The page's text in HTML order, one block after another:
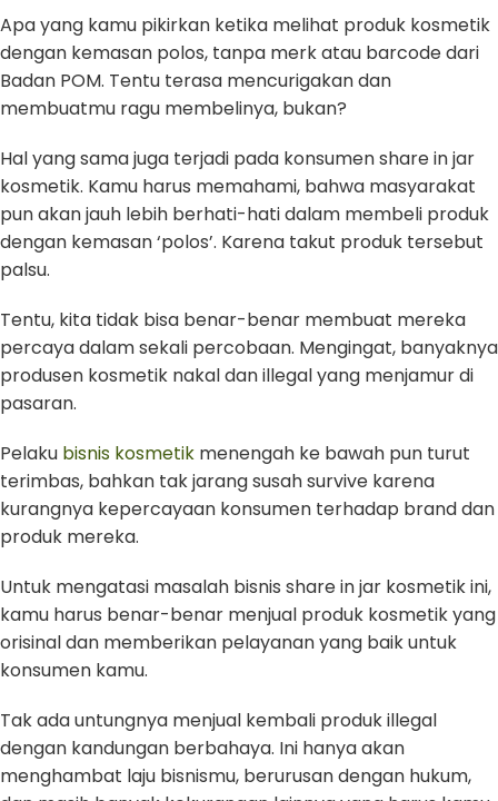
Apa yang kamu pikirkan ketika melihat produk kosmetik
dengan kemasan polos, tanpa merk atau barcode dari
Badan POM. Tentu terasa mencurigakan dan
membuatmu ragu membelinya, bukan?
Hal yang sama juga terjadi pada konsumen share in jar
kosmetik. Kamu harus memahami, bahwa masyarakat
pun akan jauh lebih berhati-hati dalam membeli produk
dengan kemasan ‘polos’. Karena takut produk tersebut
palsu.
Tentu, kita tidak bisa benar-benar membuat mereka
percaya dalam sekali percobaan. Mengingat, banyaknya
produsen kosmetik nakal dan illegal yang menjamur di
pasaran.
Pelaku bisnis kosmetik menengah ke bawah pun turut
terimbas, bahkan tak jarang susah survive karena
kurangnya kepercayaan konsumen terhadap brand dan
produk mereka.
Untuk mengatasi masalah bisnis share in jar kosmetik ini,
kamu harus benar-benar menjual produk kosmetik yang
orisinal dan memberikan pelayanan yang baik untuk
konsumen kamu.
Tak ada untungnya menjual kembali produk illegal
dengan kandungan berbahaya. Ini hanya akan
menghambat laju bisnismu, berurusan dengan hukum,